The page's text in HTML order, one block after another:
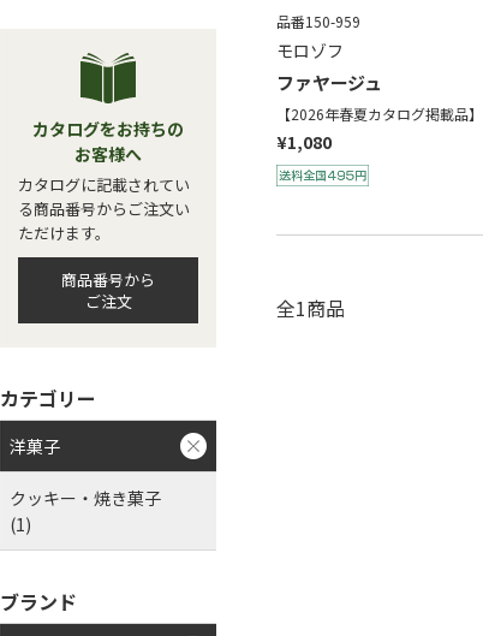
品番150-959
モロゾフ
ファヤージュ
【2026年春夏カタログ掲載品】
¥1,080
全1商品
カタログをお持ちの
お客様へ
カタログに記載されてい
る商品番号からご注文い
ただけます。
商品番号から
ご注文
カテゴリー
洋菓子
クッキー・焼き菓子
(1)
ブランド